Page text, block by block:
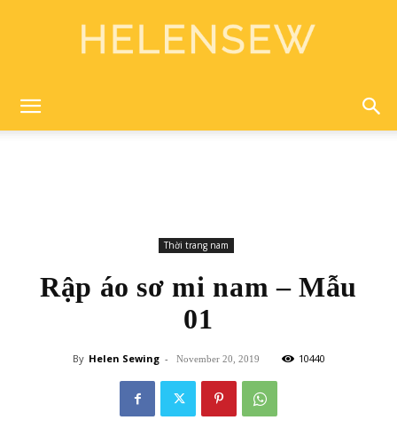
Thời trang nam
Rập áo sơ mi nam – Mẫu
01
By Helen Sewing - November 20, 2019 10440